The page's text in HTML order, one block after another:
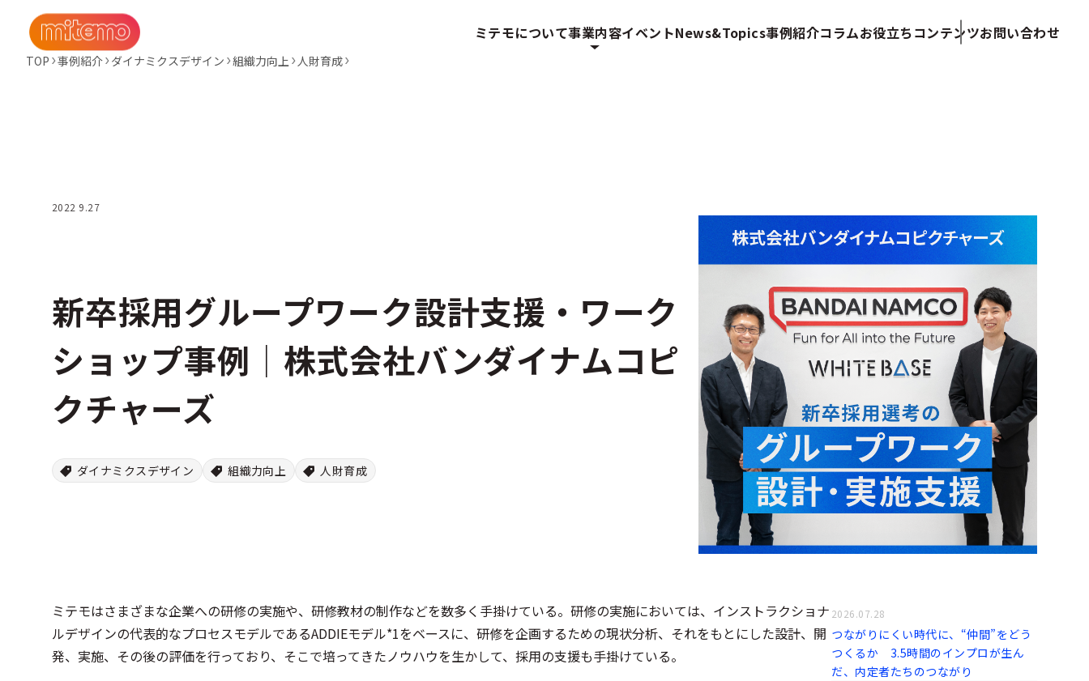
ミテモについて事業内容イベントNews&Topics事例紹介コラムお役立ちコンテンツお問い合わせ
TOP 事例紹介 ダイナミクスデザイン 組織力向上 人財育成
2022 9.27
新卒採用グループワーク設計支援・ワーク
ショップ事例│株式会社バンダイナムコピ
クチャーズ
ダイナミクスデザイン 組織力向上 人財育成
ミテモはさまざまな企業への研修の実施や、研修教材の制作などを数多く手掛けている。研修の実施においては、インストラクショナ
ルデザインの代表的なプロセスモデルであるADDIEモデル*1をベースに、研修を企画するための現状分析、それをもとにした設計、開
発、実施、その後の評価を行っており、そこで培ってきたノウハウを生かして、採用の支援も手掛けている。
つながりにくい時代に、“仲間”をどう
つくるか 3.5時間のインプロが生ん
だ、内定者たちのつながり
2026.07.28